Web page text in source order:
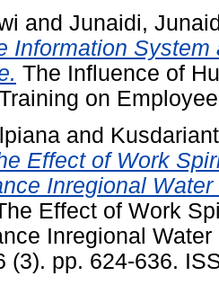
and Junaidi,
Information
The Influence of
on
and
Effect of Work
Inregional
Effect of Work
Inregional
(3). pp. 624-636.